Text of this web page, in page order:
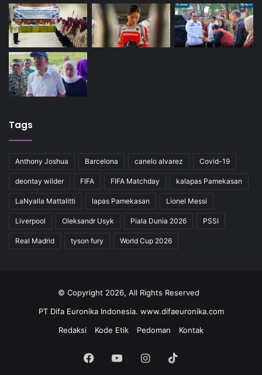
Tags
Anthony Joshua Barcelona canelo alvarez Covid-19
deontay wilder FIFA FIFA Matchday kalapas Pamekasan
LaNyalla Mattalitti lapas Pamekasan Lionel Messi
Liverpool Oleksandr Usyk Piala Dunia 2026 PSSI
Real Madrid tyson fury World Cup 2026
© Copyright 2026, All Rights Reserved
PT Difa Euronika Indonesia. www.difaeuronika.com
Redaksi
Kode Etik Pedoman Kontak
Facebook
YouTubeInstagram